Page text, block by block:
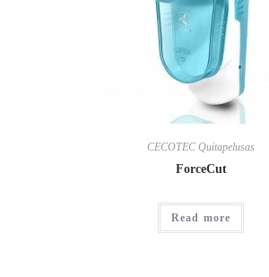
CECOTEC Quitapelusas
ForceCut
Read more